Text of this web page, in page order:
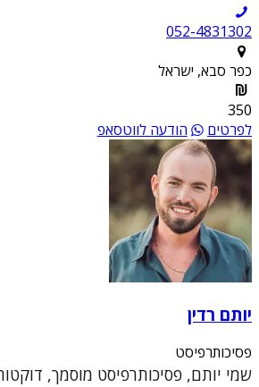
052-4831302
כפר סבא, ישראל
350
לפרטים
הודעה לווטסאפ
יותם רדין
פסיכותרפיסט
שמי יותם, פסיכותרפיסט מוסמך,